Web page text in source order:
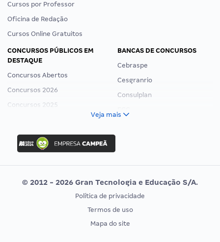
Cursos por Professor
Oficina de Redação
Cursos Online Gratuitos
CONCURSOS PÚBLICOS EM
DESTAQUE
Concursos Abertos
Concursos 2026
Concursos 2025
Concurso Ibama
Concurso MPU
Editais publicados
BANCAS DE CONCURSOS
Cebraspe
Cesgranrio
Consulplan
Vunesp
CONCURSOS POR PROFISSÃO
EXAME DE ORDEM
Veja mais
© 2012 - 2026 Gran Tecnologia e Educação S/A.
Política de privacidade
Termos de uso
Mapa do site